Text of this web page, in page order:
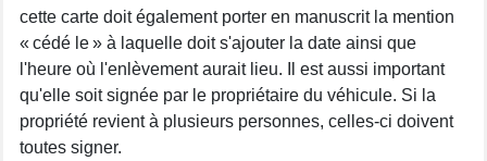
cette carte doit également porter en manuscrit la mention
« cédé le » à laquelle doit s'ajouter la date ainsi que
l'heure où l'enlèvement aurait lieu. Il est aussi important
qu'elle soit signée par le propriétaire du véhicule. Si la
propriété revient à plusieurs personnes, celles-ci doivent
toutes signer.